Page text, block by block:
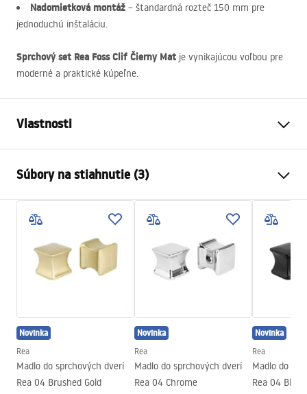
Nadomietková montáž – štandardná rozteč 150 mm pre
jednoduchú inštaláciu.
Sprchový set Rea Foss Clif Čierny Mat je vynikajúcou voľbou pre
moderné a praktické kúpeľne.
Vlastnosti
Materiál
Typ batérie
Páková
Spôsob montáže
Povrch
Nastavenie výšky
Áno
Min. výška
930mm
Regulácia tlaku
Áno
Systém Anti-Calc
Technológia povrchovej úpravy
Electroplating
Súbory na stiahnutie (3)
Bezpečnostné informácie
Safety_Information_Shower_set.pdf
Záručné podmienky
shower_set.pdf
Novinka
Rea
Madlo do sprchových dverí
Rea 04 Brushed Gold
Novinka
Rea
Madlo do sprchových dverí
Rea 04 Chrome
Novinka
Rea
Madlo do
Rea 04 Black